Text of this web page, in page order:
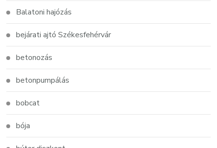
Balatoni hajózás
bejárati ajtó Székesfehérvár
betonozás
betonpumpálás
bobcat
bója